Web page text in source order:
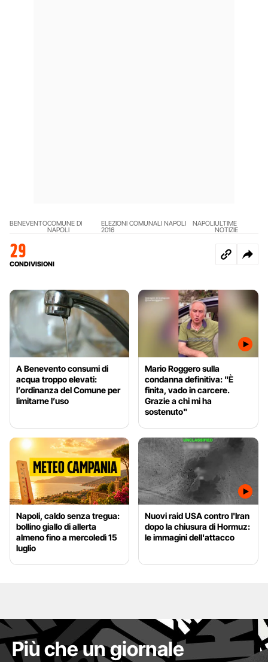
BENEVENTOCOMUNE DI
NAPOLI
ELEZIONI COMUNALI NAPOLI
2016
NAPOLIULTIME
NOTIZIE
29
CONDIVISIONI
A Benevento consumi di
acqua troppo elevati:
l’ordinanza del Comune per
limitarne l’uso
Mario Roggero sulla
condanna definitiva: "È
finita, vado in carcere.
Grazie a chi mi ha
sostenuto"
Napoli, caldo senza tregua:
bollino giallo di allerta
almeno fino a mercoledì 15
luglio
Nuovi raid USA contro l'Iran
dopo la chiusura di Hormuz:
le immagini dell'attacco
Più che un giornale